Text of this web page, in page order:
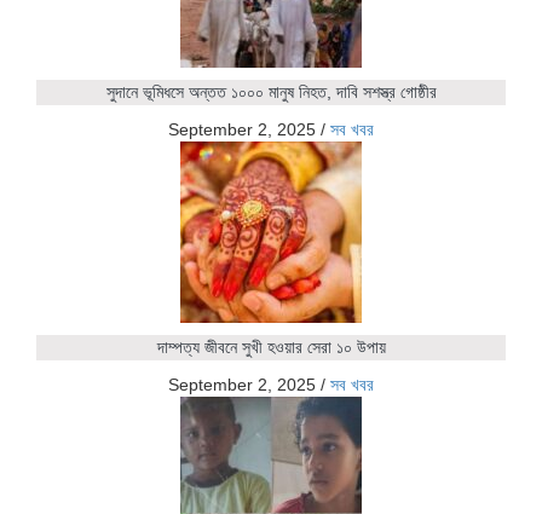
সুদানে ভূমিধসে অন্তত ১০০০ মানুষ নিহত, দাবি সশস্ত্র গোষ্ঠীর
September 2, 2025 / সব খবর
দাম্পত্য জীবনে সুখী হওয়ার সেরা ১০ উপায়
September 2, 2025 / সব খবর